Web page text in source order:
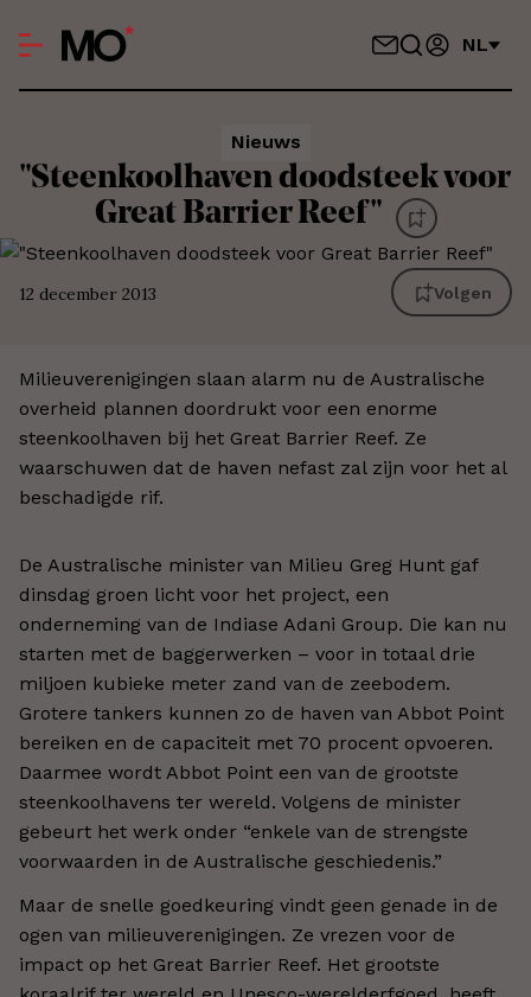
NL
Nieuws
"Steenkoolhaven doodsteek voor
Great Barrier Reef"
12 december 2013 Volgen
Milieuverenigingen slaan alarm nu de Australische
overheid plannen doordrukt voor een enorme
steenkoolhaven bij het Great Barrier Reef. Ze
waarschuwen dat de haven nefast zal zijn voor het al
beschadigde rif.
De Australische minister van Milieu Greg Hunt gaf
dinsdag groen licht voor het project, een
onderneming van de Indiase Adani Group. Die kan nu
starten met de baggerwerken – voor in totaal drie
miljoen kubieke meter zand van de zeebodem.
Grotere tankers kunnen zo de haven van Abbot Point
bereiken en de capaciteit met 70 procent opvoeren.
Daarmee wordt Abbot Point een van de grootste
steenkoolhavens ter wereld. Volgens de minister
gebeurt het werk onder “enkele van de strengste
voorwaarden in de Australische geschiedenis.”
Maar de snelle goedkeuring vindt geen genade in de
ogen van milieuverenigingen. Ze vrezen voor de
impact op het Great Barrier Reef. Het grootste